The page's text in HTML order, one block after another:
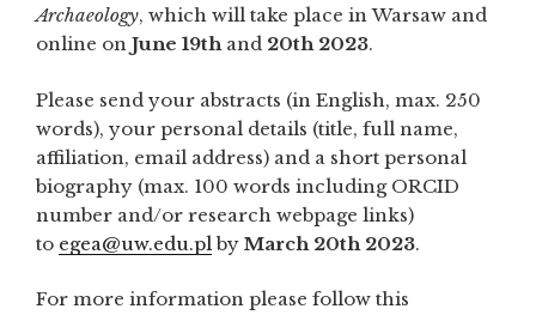
Archaeology, which will take place in Warsaw and
online on June 19thand 20th 2023.
Please send your abstracts (in English, max. 250
words), your personal details (title, full name,
affiliation, email address) and a short personal
biography (max. 100 words including ORCID
number and/or research webpage links)
to egea@uw.edu.pl by March 20th 2023.
For more information please follow this